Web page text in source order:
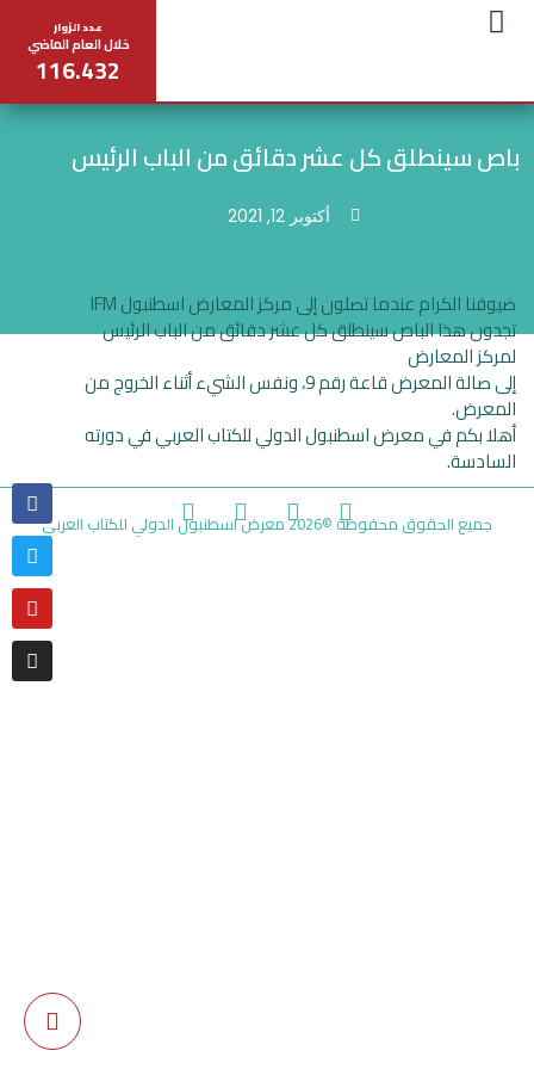
عدد الزوار
خلال العام الماضي
116.432
باص سينطلق كل عشر دقائق من الباب الرئيس
أكتوبر 12, 2021
ضيوفنا الكرام عندما تصلون إلى مركز المعارض اسطنبول IFM
تجدون هذا الباص سينطلق كل عشر دقائق من الباب الرئيس
لمركز المعارض
إلى صالة المعرض قاعة رقم 9، ونفس الشيء أثناء الخروج من
المعرض.
أهلا بكم في معرض اسطنبول الدولي للكتاب العربي في دورته
السادسة.
جميع الحقوق محفوظة ©2026 معرض اسطنبول الدولي للكتاب العربي